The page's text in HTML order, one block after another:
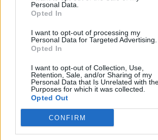
Personal Data.
Opted In
I want to opt-out of processing my
Personal Data for Targeted Advertising.
Opted In
I want to opt-out of Collection, Use,
Retention, Sale, and/or Sharing of my
Personal Data that Is Unrelated with
Purposes for which it was collected.
Opted Out
CONFIRM
pierwsi do nas przemówili i nauczyli nas
wiary nie może być powierzone innym,
tam, gdzie żyjemy. Przede wszystkim w
przy stole: kiedy pojawia się głos, gest,
prowadzi do Chrystusa, rodzina
Ewangelii.
Wszyscy zostaliśmy wychowani, by
świadectwu tych, którzy wierzyli przed